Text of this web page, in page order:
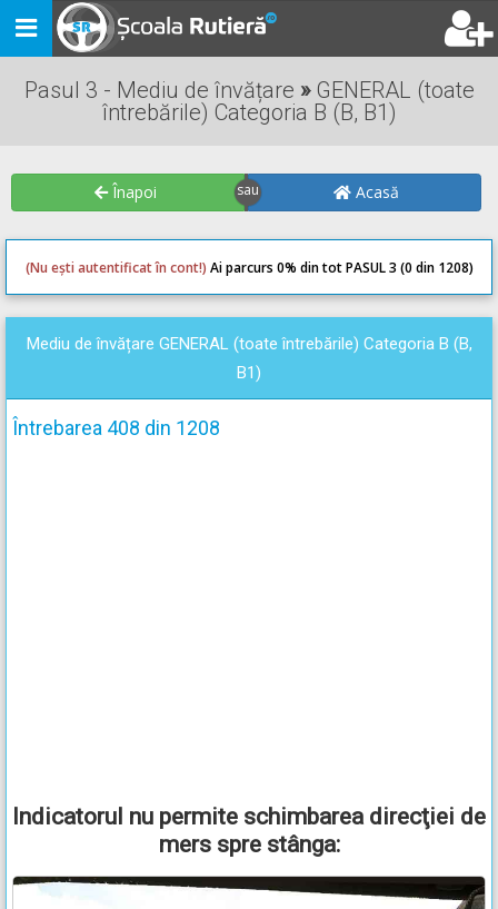
Toggle
navigation
Pasul 3 - Mediu de învățare »GENERAL (toate
întrebările) Categoria B (B, B1)
Înapoi Acasă
(Nu ești autentificat în cont!) Ai parcurs 0% din tot PASUL 3 (0 din 1208)
0
Mediu de învățare GENERAL (toate întrebările) Categoria B (B,
B1)
Întrebarea 408 din 1208
Indicatorul nu permite schimbarea direcţiei de
mers spre stânga: